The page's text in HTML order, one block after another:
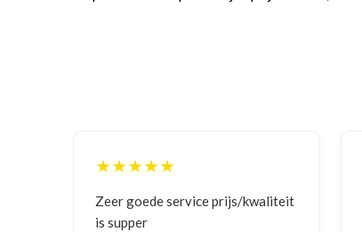
★★★★★
Zeer goede service prijs/kwaliteit
is supper